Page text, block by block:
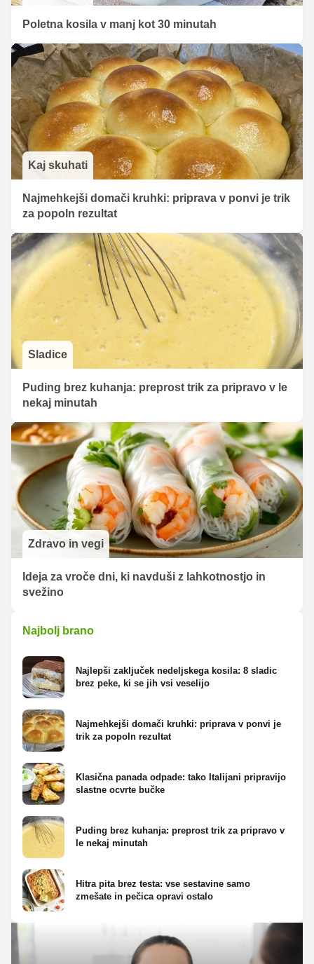
Poletna kosila v manj kot 30 minutah
Kaj skuhati
Najmehkejši domači kruhki: priprava v ponvi je trik
za popoln rezultat
Sladice
Puding brez kuhanja: preprost trik za pripravo v le
nekaj minutah
Zdravo in vegi
Ideja za vroče dni, ki navduši z lahkotnostjo in
svežino
Najbolj brano
Najlepši zaključek nedeljskega kosila: 8 sladic
brez peke, ki se jih vsi veselijo
Najmehkejši domači kruhki: priprava v ponvi je
trik za popoln rezultat
Klasična panada odpade: tako Italijani pripravijo
slastne ocvrte bučke
Puding brez kuhanja: preprost trik za pripravo v
le nekaj minutah
Hitra pita brez testa: vse sestavine samo
zmešate in pečica opravi ostalo